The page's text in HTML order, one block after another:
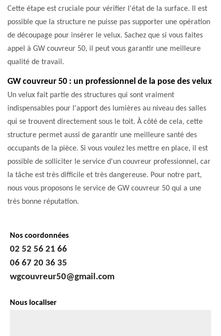
Cette étape est cruciale pour vérifier l'état de la surface. Il est
possible que la structure ne puisse pas supporter une opération
de découpage pour insérer le velux. Sachez que si vous faites
appel à GW couvreur 50, il peut vous garantir une meilleure
qualité de travail.
GW couvreur 50 : un professionnel de la pose des velux
Un velux fait partie des structures qui sont vraiment
indispensables pour l'apport des lumières au niveau des salles
qui se trouvent directement sous le toit. À côté de cela, cette
structure permet aussi de garantir une meilleure santé des
occupants de la pièce. Si vous voulez les mettre en place, il est
possible de solliciter le service d'un couvreur professionnel, car
la tâche est très difficile et très dangereuse. Pour notre part,
nous vous proposons le service de GW couvreur 50 qui a une
très bonne réputation.
Nos coordonnées
02 52 56 21 66
06 67 20 36 35
wgcouvreur50@gmail.com
Nous localiser